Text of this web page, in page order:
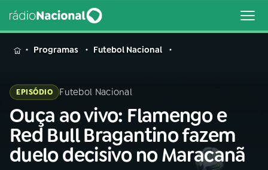
MENU
Buscar
na
Rádio
Nacional
Buscar
Programas Futebol Nacional
EPISÓDIO Futebol Nacional
Ouça ao vivo: Flamengo e
Red Bull Bragantino fazem
duelo decisivo no Maracanã